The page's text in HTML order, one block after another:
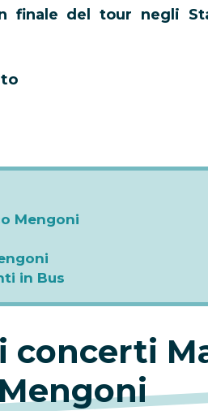
finale del tour negli
Mengoni
in Bus
concerti
Mengoni